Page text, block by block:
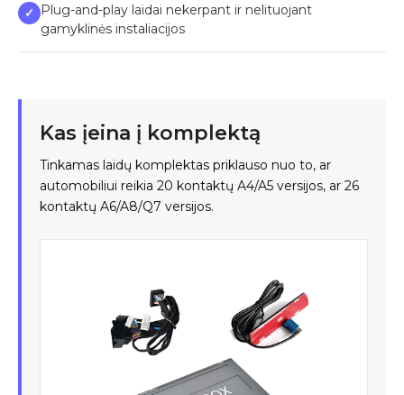
✓
Plug-and-play laidai nekerpant ir nelituojant
gamyklinės instaliacijos
Kas įeina į komplektą
Tinkamas laidų komplektas priklauso nuo to, ar
automobiliui reikia 20 kontaktų A4/A5 versijos, ar 26
kontaktų A6/A8/Q7 versijos.